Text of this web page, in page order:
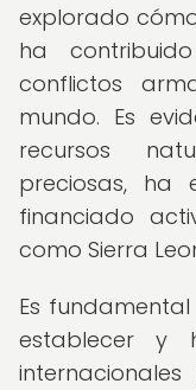
explorado
ha
conflictos
mundo. Es
recursos
preciosas, ha
financiado
como Sierra
Es
establecer y